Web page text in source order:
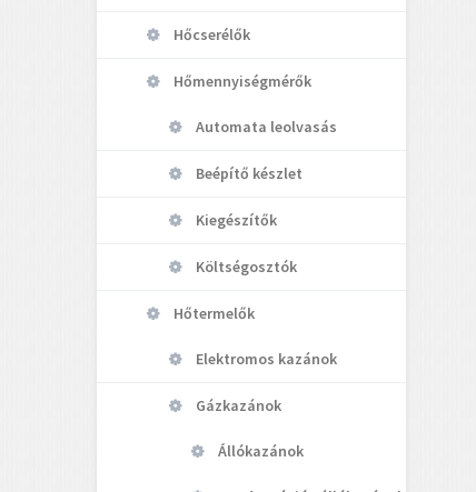
Hőcserélők
Hőmennyiségmérők
Automata leolvasás
Beépítő készlet
Kiegészítők
Költségosztók
Hőtermelők
Elektromos kazánok
Gázkazánok
Állókazánok